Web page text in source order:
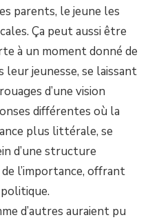
parents, le jeune les
Ça peut aussi être
à un moment donné de
leur jeunesse, se laissant
d’une vision
différentes où la
plus littérale, se
d’une structure
l’importance, offrant
d’autres auraient pu